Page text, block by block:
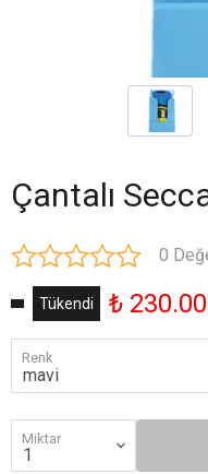
Çantalı
0
Tükendi ₺ 230.00
Renk
Miktar